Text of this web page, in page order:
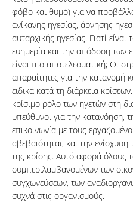
φόβο και θυμό) για να
ανίκανης ηγεσίας, άρνησης
αυταρχικής ηγεσίας. Γιατί
ευημερία και την απόδοση των
είναι πιο αποτελεσματική; Οι
απαραίτητες για την κατανομή
ειδικά κατά τη διάρκεια
κρίσιμο ρόλο των ηγετών στη
υπεύθυνοι για την κατανόηση,
επικοινωνία με τους
αβεβαιότητας και την
της κρίσης. Αυτό αφορά όλους
συμπεριλαμβανομένων των
συγχωνεύσεων, των
συχνά στις οργανισμούς.